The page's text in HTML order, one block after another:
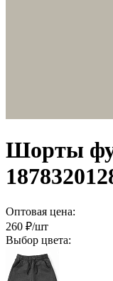
Шорты
Оптовая цена:
260 ₽/шт
Выбор цвета: